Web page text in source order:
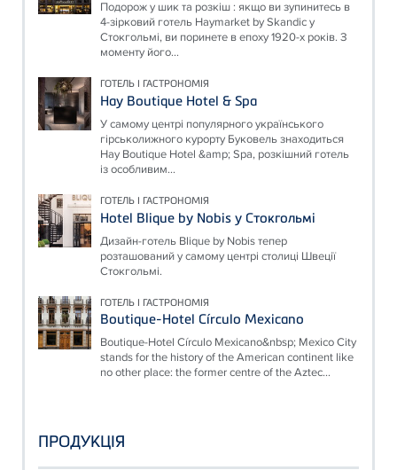
Подорож у шик та розкіш : якщо ви зупинитесь в
4-зірковий готель Haymarket by Skandic у
Стокгольмі, ви поринете в епоху 1920-х років. З
моменту його...
ГОТЕЛЬ І ГАСТРОНОМІЯ
Hay Boutique Hotel & Spa
У самому центрі популярного українського
гірськолижного курорту Буковель знаходиться
Hay Boutique Hotel &amp; Spa, розкішний готель
із особливим...
ГОТЕЛЬ І ГАСТРОНОМІЯ
Hotel Blique by Nobis у Стокгольмі
Дизайн-готель Blique by Nobis тепер
розташований у самому центрі столиці Швеції
Стокгольмі.
ГОТЕЛЬ І ГАСТРОНОМІЯ
Boutique-Hotel Círculo Mexicano
Boutique-Hotel Círculo Mexicano&nbsp; Mexico City
stands for the history of the American continent like
no other place: the former centre of the Aztec...
ПРОДУКЦІЯ